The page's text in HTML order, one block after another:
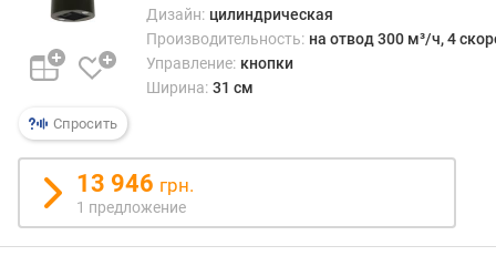
н
й
у
о
н
ш
Спросить
Дизайн: цилиндрическая
Производительность: на отвод 300 м³/ч, 4
Управление: кнопки
Ширина: 31 см
13 946 грн.
1 предложение